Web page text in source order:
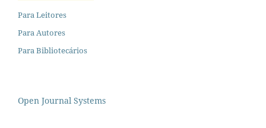
Para Leitores
Para Autores
Para Bibliotecários
Open Journal Systems